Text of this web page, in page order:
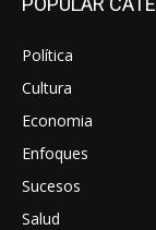
Política
Cultura
Economia
Enfoques
Sucesos
Salud